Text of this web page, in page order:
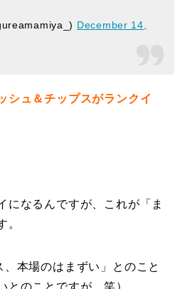
December 14,
シュ＆チップスがランクイ
になるんですが、これが「ま
。
、本場のはまずい」とのこと
とのことですが。笑）